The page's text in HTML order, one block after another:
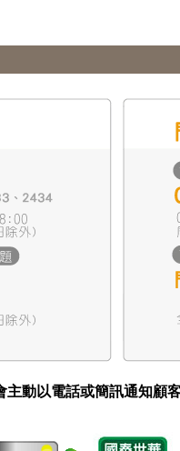
主動以電話或簡訊通知顧